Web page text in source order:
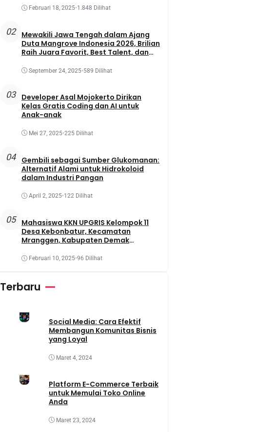
Februari 18, 2025•1.848 Dilihat
02
Mewakili Jawa Tengah dalam Ajang
Duta Mangrove Indonesia 2026, Brilian
Raih Juara Favorit, Best Talent, dan
September 24, 2025•589 Dilihat
03
Developer Asal Mojokerto Dirikan
Kelas Gratis Coding dan AI untuk
Anak-anak
Mei 27, 2025•225 Dilihat
04
Gembili sebagai Sumber Glukomanan:
Alternatif Alami untuk Hidrokoloid
dalam Industri Pangan
April 2, 2025•122 Dilihat
05
Mahasiswa KKN UPGRIS Kelompok 11
Desa Kebonbatur, Kecamatan
Mranggen, Kabupaten Demak
Obat Dengan Memanfaatkan Lahan
Februari 10, 2025•96 Dilihat
Terbaru
Social Media: Cara Efektif
Membangun Komunitas Bisnis
yang Loyal
Maret 4, 2024
Platform E-Commerce Terbaik
untuk Memulai Toko Online
Anda
Maret 23, 2024